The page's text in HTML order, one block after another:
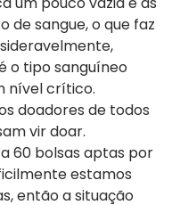
de sangue, o que faz
o tipo sanguíneo
nível crítico.
doadores de todos
vir doar.
60 bolsas aptas por
estamos
então a situação